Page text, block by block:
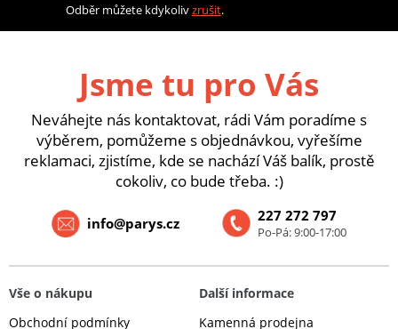
Odběr můžete kdykolivzrušit.
Jsme tu pro Vás
Neváhejte nás kontaktovat, rádi Vám poradíme s
výběrem, pomůžeme s objednávkou, vyřešíme
reklamaci, zjistíme, kde se nachází Váš balík, prostě
cokoliv, co bude třeba. :)
227 272 797
Po-Pá: 9:00-17:00
info@parys.cz
Vše o nákupu
Obchodní podmínky
Další informace
Kamenná prodejna